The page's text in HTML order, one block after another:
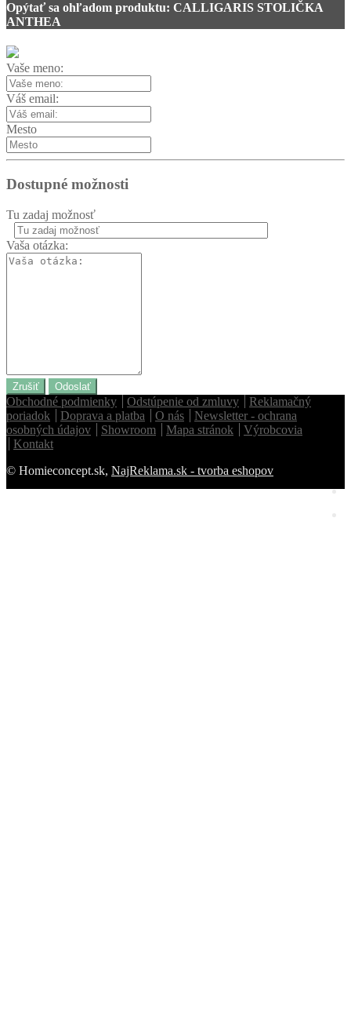
Opýtať sa ohľadom produktu: CALLIGARIS STOLIČKA
ANTHEA
Vaše meno:
Váš email:
Mesto
Dostupné možnosti
Tu zadaj možnosť
Vaša otázka:
Zrušiť Odoslať
Obchodné podmienky Odstúpenie od zmluvy
Reklamačný
poriadok
Doprava a platba O nás
Newsletter - ochrana
osobných údajov
Showroom Mapa stránok
Výrobcovia
Kontakt
© Homieconcept.sk, NajReklama.sk - tvorba eshopov